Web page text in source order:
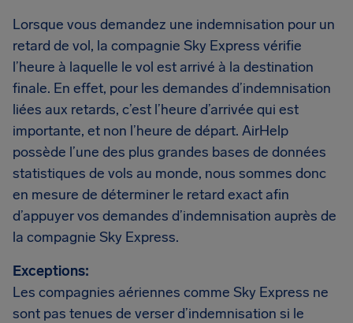
Lorsque vous demandez une indemnisation pour un
retard de vol, la compagnie Sky Express vérifie
l’heure à laquelle le vol est arrivé à la destination
finale. En effet, pour les demandes d’indemnisation
liées aux retards, c’est l’heure d’arrivée qui est
importante, et non l’heure de départ. AirHelp
possède l’une des plus grandes bases de données
statistiques de vols au monde, nous sommes donc
en mesure de déterminer le retard exact afin
d’appuyer vos demandes d’indemnisation auprès de
la compagnie Sky Express.
Exceptions:
Les compagnies aériennes comme Sky Express ne
sont pas tenues de verser d’indemnisation si le